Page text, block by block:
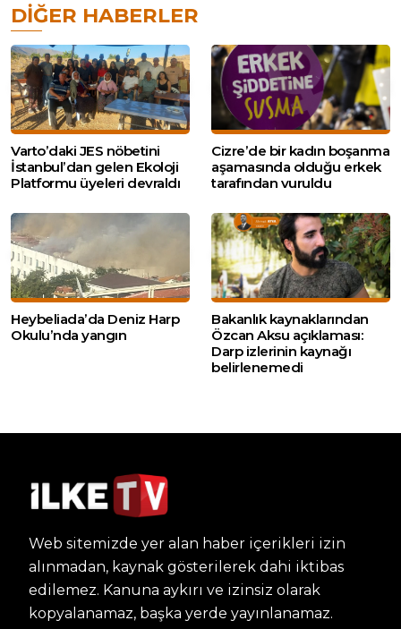
DIĞER HABERLER
Varto’daki JES nöbetini
İstanbul’dan gelen Ekoloji
Platformu üyeleri devraldı
Cizre’de bir kadın boşanma
aşamasında olduğu erkek
tarafından vuruldu
Heybeliada’da Deniz Harp
Okulu’nda yangın
Bakanlık kaynaklarından
Özcan Aksu açıklaması:
Darp izlerinin kaynağı
belirlenemedi
Web sitemizde yer alan haber içerikleri izin
alınmadan, kaynak gösterilerek dahi iktibas
edilemez. Kanuna aykırı ve izinsiz olarak
kopyalanamaz, başka yerde yayınlanamaz.